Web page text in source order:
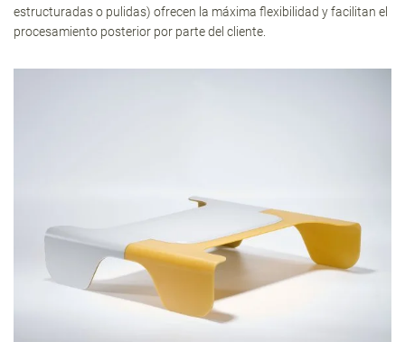
estructuradas o pulidas) ofrecen la máxima flexibilidad y facilitan el
procesamiento posterior por parte del cliente.